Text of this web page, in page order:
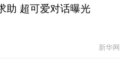
助 超可爱对话曝光
新华网